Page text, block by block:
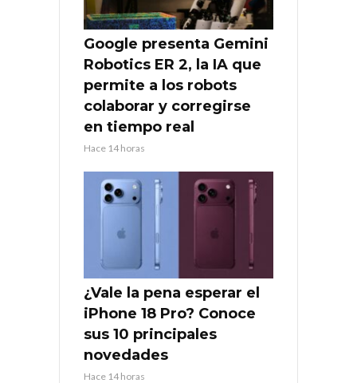
Google presenta Gemini
Robotics ER 2, la IA que
permite a los robots
colaborar y corregirse
en tiempo real
Hace 14 horas
¿Vale la pena esperar el
iPhone 18 Pro? Conoce
sus 10 principales
novedades
Hace 14 horas